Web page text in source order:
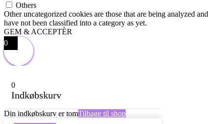
Others
Other uncategorized cookies are those that are being analyzed and
have not been classified into a category as yet.
GEM & ACCEPTÈR
0
0
Indkøbskurv
Din indkøbskurv er tomTilbage til shop